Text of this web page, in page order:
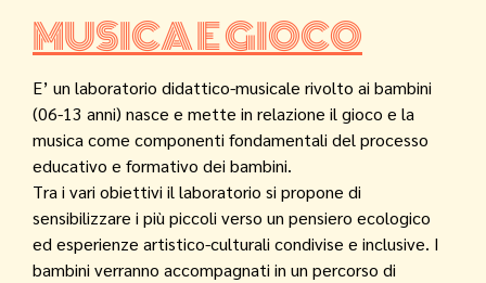
MUSICA E GIOCO
E’ un laboratorio didattico-musicale rivolto ai bambini
(06-13 anni) nasce e mette in relazione il gioco e la
musica come componenti fondamentali del processo
educativo e formativo dei bambini.
Tra i vari obiettivi il laboratorio si propone di
sensibilizzare i più piccoli verso un pensiero ecologico
ed esperienze artistico-culturali condivise e inclusive. I
bambini verranno accompagnati in un percorso di